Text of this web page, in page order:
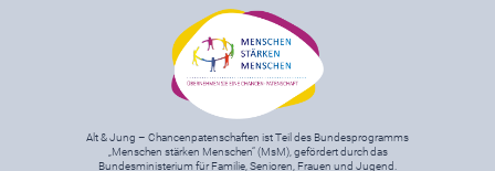
Alt & Jung – Chancenpatenschaften ist Teil des Bundesprogramms
„Menschen stärken Menschen“ (MsM), gefördert durch das
Bundesministerium für Familie, Senioren, Frauen und Jugend.